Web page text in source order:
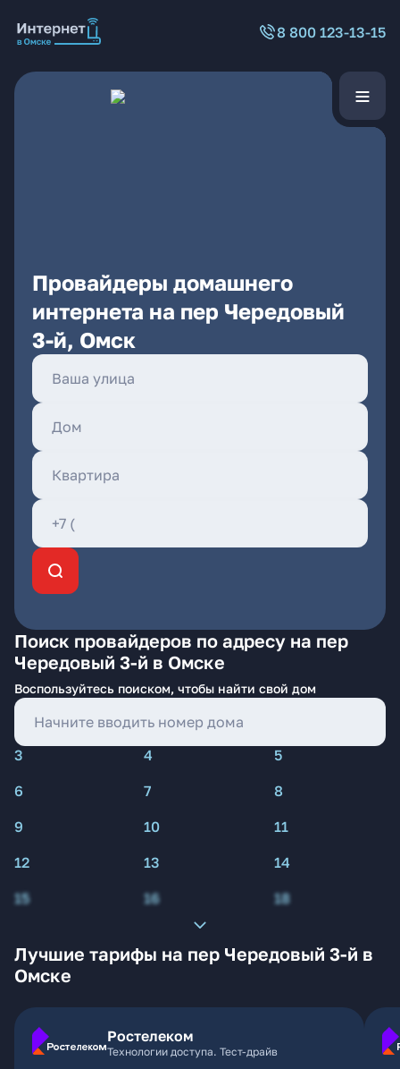
8 800 123-13-15
Провайдеры домашнего
интернета на пер Чередовый
3-й, Омск
Поиск провайдеров по адресу на пер
Чередовый 3-й в Омске
Воспользуйтесь поиском, чтобы найти свой дом
3 4
5
6
7
8
9
10
11
12
13
14
15
16 18
Лучшие тарифы на пер Чередовый 3-й в
Омске
Ростелеком
Технологии доступа. Тест-драйв